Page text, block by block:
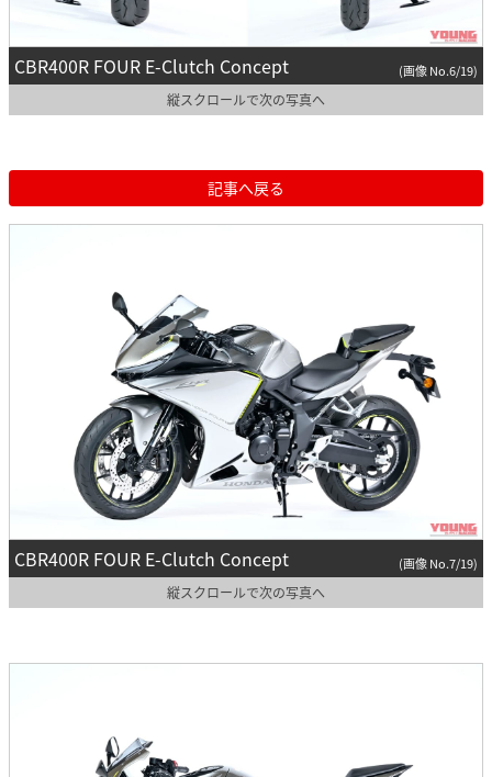
CBR400R FOUR E-Clutch Concept (画像 No.6/19)
縦スクロールで次の写真へ
記事へ戻る
CBR400R FOUR E-Clutch Concept (画像 No.7/19)
縦スクロールで次の写真へ